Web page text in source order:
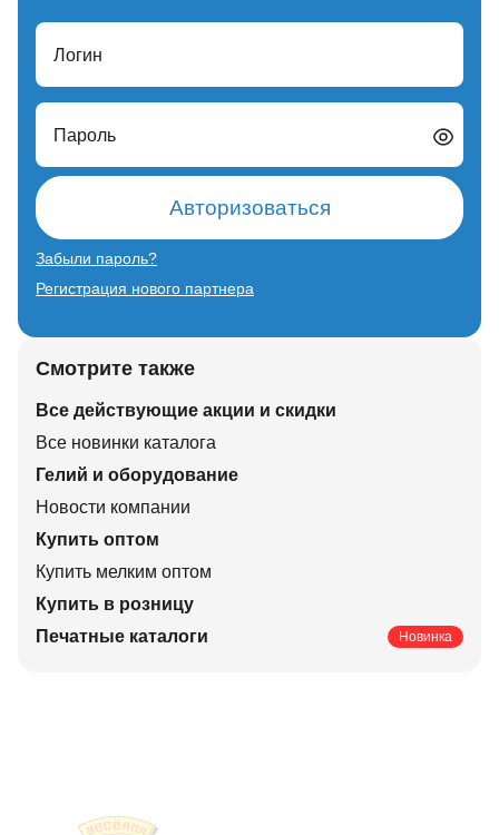
Логин
Пароль
Авторизоваться
Забыли пароль?
Регистрация нового партнера
Смотрите также
Все действующие акции и скидки
Все новинки каталога
Гелий и оборудование
Новости компании
Купить оптом
Купить мелким оптом
Купить в розницу
Печатные каталоги
Новинка